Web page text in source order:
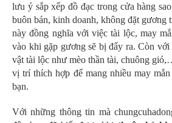
lưu ý sắp xếp đồ đạc trong cửa hàng
buôn bán, kinh doanh, không đặt gương
này đồng nghĩa với việc tài lộc, may
vào khi gặp gương sẽ bị đẩy ra. Còn
vật tài lộc như mèo thần tài, chuông
vị trí thích hợp để mang nhiều may
bạn.
Với những thông tin mà